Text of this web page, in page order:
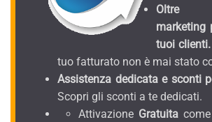
Oltre
marketing
tuoi clienti.
tuo fatturato non è mai stato
Assistenza dedicata e sconti
Scopri gli sconti a te dedicati.
Attivazione Gratuitacome